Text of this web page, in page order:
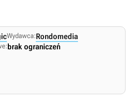
Wydawca:Rondomedia
brak ograniczeń